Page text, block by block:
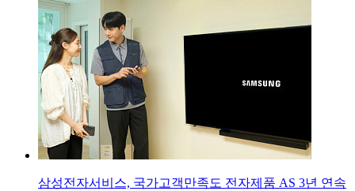
삼성전자서비스, 국가고객만족도 전자제품 AS 3년 연속